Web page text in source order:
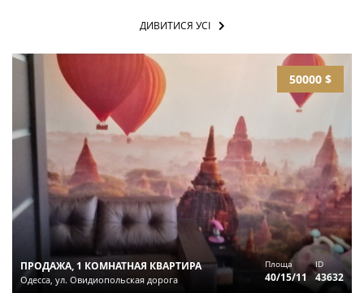
ДИВИТИСЯ УСІ
50000 $
ПРОДАЖА, 1 КОМНАТНАЯ КВАРТИРА
Одесса, ул. Овидиопольская дорога
Площа
40/15/11
ID
43632